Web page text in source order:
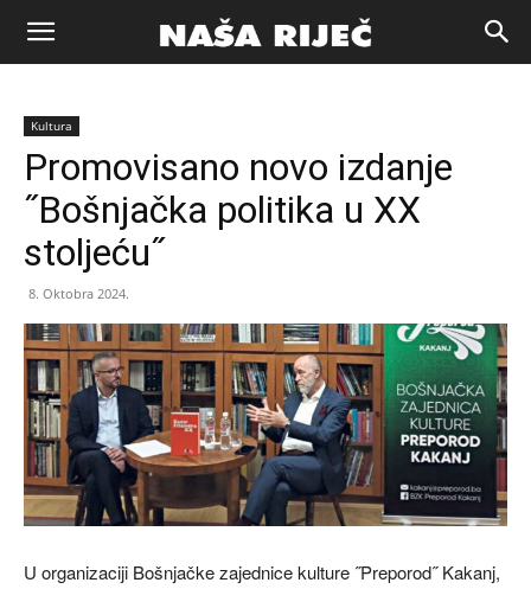
Naša
riječ
Zenica
Kultura
Promovisano novo izdanje
˝Bošnjačka politika u XX
stoljeću˝
8. Oktobra 2024.
U organizaciji Bošnjačke zajednice kulture ˝Preporod˝ Kakanj,